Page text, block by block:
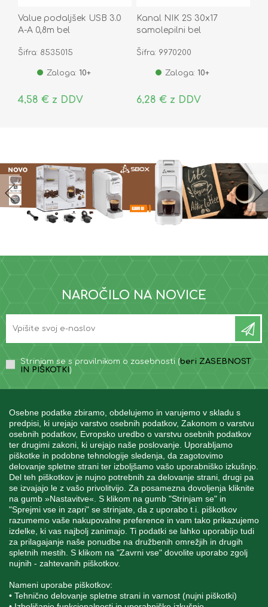
Osebne podatke zbiramo, obdelujemo in varujemo v skladu s
predpisi, ki urejajo varstvo osebnih podatkov, Zakonom o varstvu
osebnih podatkov, Evropsko uredbo o varstvu osebnih podatkov
ter drugimi zakoni, ki urejajo naše poslovanje. Uporabljamo
piškotke in podobne tehnologije sledenja, da zagotovimo
delovanje spletne strani ter izboljšamo vašo uporabniško izkušnjo.
Del teh piškotkov je nujno potrebnih za delovanje strani, drugi pa
se izvajajo le z vašo privolitvijo. Za posamezna dovoljenja kliknite
na gumb »Nastavitve«. S klikom na gumb "Strinjam se" in
"Sprejmi vse in zapri" se strinjate, da z uporabo t.i. piškotkov
razumemo vaše nakupovalne preference in vam tako prikazujemo
izdelke, ki vas najbolj zanimajo. Ti podatki se lahko uporabijo tudi
za prilagajanje naše ponudbe na družbenih omrežjih in drugih
spletnih mestih. S klikom na "Zavrni vse" dovolite uporabo zgolj
nujnih - zahtevanih piškotkov.
Nameni uporabe piškotkov:
• Tehnično delovanje spletne strani in varnost (nujni piškotki)
Value podaljšek USB 3.0
A-A 0,8m bel
Šifra: 8535015
Zaloga: 10+
4,58 € z DDV
Kanal NIK 2S 30x17
samolepilni bel
Šifra: 9970200
Zaloga: 10+
6,28 € z DDV
NAROČILO NA NOVICE
Strinjam se s pravilnikom o zasebnosti (beri ZASEBNOST
IN PIŠKOTKI )
INFORMACIJE
MOJ RAČUN
STORITEV ZA STRANKE
SPREMLJAJTE NAS